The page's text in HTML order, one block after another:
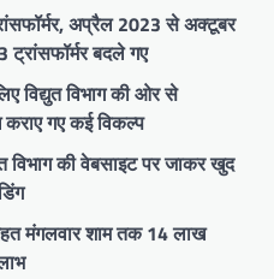
अप्रैल 2023 से अक्टूबर
बदले गए
विद्युत विभाग की ओर से
गए कई विकल्प
विभाग की वेबसाइट पर जाकर खुद
मंगलवार शाम तक 14 लाख